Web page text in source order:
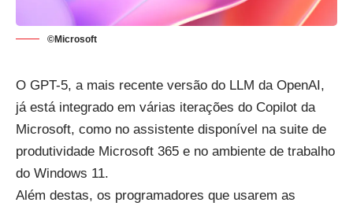
©Microsoft
O GPT-5, a mais recente versão do LLM da OpenAI,
já está integrado em várias iterações do Copilot da
Microsoft, como no assistente disponível na suite de
produtividade Microsoft 365 e no ambiente de trabalho
do Windows 11.
Além destas, os programadores que usarem as